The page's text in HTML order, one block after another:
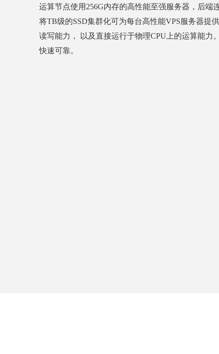
运算节点使用256G内存的高性能至强服务器，后端
将TB级的SSD集群化可为每台高性能VPS服务器提
读写能力， 以及直接运行于物理CPU上的运算能力
快速可靠。